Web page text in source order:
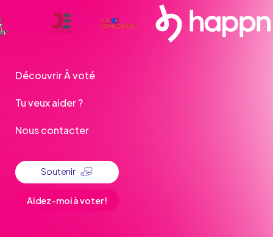
Découvrir À voté
Tu veux aider ?
Nous contacter
Soutenir
Aidez-moi à voter !